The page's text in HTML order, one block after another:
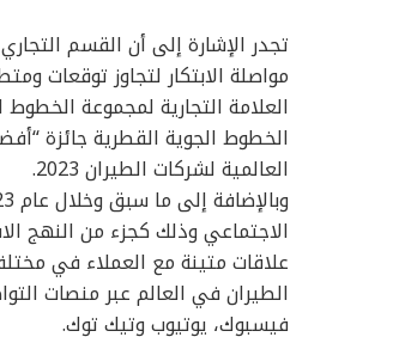
تجدر الإشارة إلى أن القسم
مواصلة الابتكار لتجاوز توقعات
العلامة التجارية لمجموعة
الخطوط الجوية القطرية جائزة
العالمية لشركات الطيران 2023.
الاجتماعي وذلك كجزء من النهج
علاقات متينة مع العملاء في
فيسبوك، يوتيوب وتيك توك.